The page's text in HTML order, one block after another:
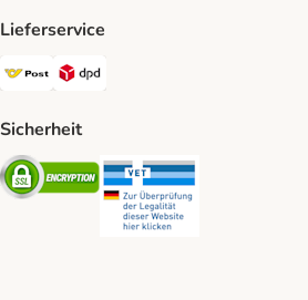
Lieferservice
Österreichische Post Shipping Method
Sicherheit
Security